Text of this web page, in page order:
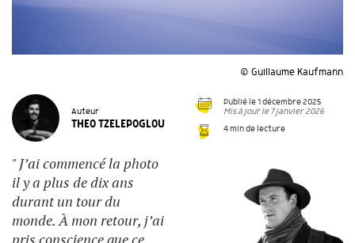
© Guillaume Kaufmann
Auteur
THEO TZELEPOGLOU
Publié le 1 décembre 2025
Mis à jour le 7 janvier 2026
4 min de lecture
" J’ai commencé la photo
il y a plus de dix ans
durant un tour du
monde. À mon retour, j’ai